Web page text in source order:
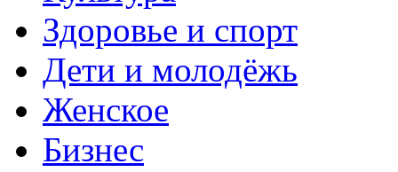
Здоровье и спорт
Дети и молодёжь
Женское
Бизнес